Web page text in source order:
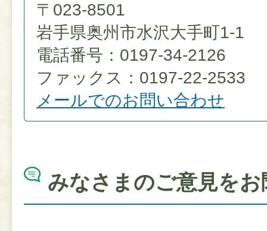
〒023-8501
岩手県奥州市水沢大手町1-1
電話番号：0197-34-2126
ファックス：0197-22-2533
メールでのお問い合わせ
みなさまのご意見を